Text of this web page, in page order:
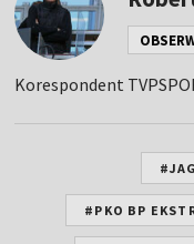
Korespondent
#PKO BP